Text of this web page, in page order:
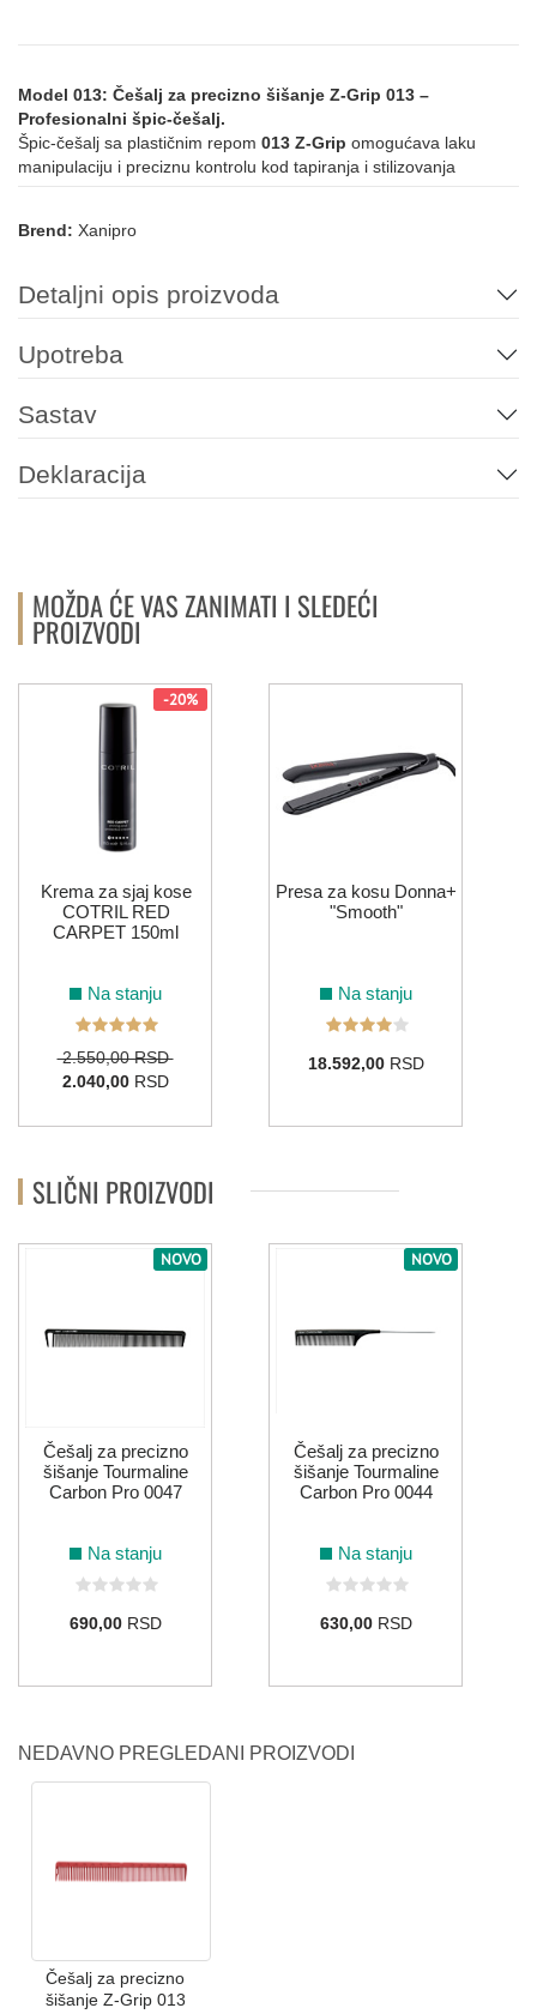
Model 013: Češalj za precizno šišanje Z-Grip 013 –
Profesionalni špic-češalj.
Špic-češalj sa plastičnim repom 013 Z-Grip omogućava laku
manipulaciju i preciznu kontrolu kod tapiranja i stilizovanja
Brend: Xanipro
Detaljni opis proizvoda
Upotreba
Sastav
Deklaracija
MOŽDA ĆE VAS ZANIMATI I SLEDEĆI
PROIZVODI
-20%
Krema za sjaj kose
COTRIL RED
CARPET 150ml
Na stanju
2.550,00 RSD
2.040,00RSD
Presa za kosu Donna+
"Smooth"
Na stanju
18.592,00RSD
SLIČNI PROIZVODI
NOVO
Češalj za precizno
šišanje Tourmaline
Carbon Pro 0047
Na stanju
690,00RSD
NOVO
Češalj za precizno
šišanje Tourmaline
Carbon Pro 0044
Na stanju
630,00RSD
NEDAVNO PREGLEDANI PROIZVODI
Češalj za precizno
šišanje Z-Grip 013